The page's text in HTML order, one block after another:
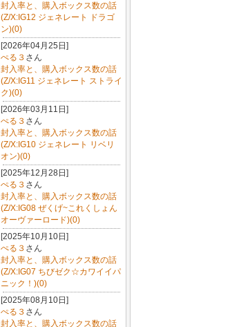
封入率と、購入ボックス数の話
(Z/X:IG12 ジェネレート ドラゴ
ン)(0)
[2026年04月25日]
ぺる３ さん
封入率と、購入ボックス数の話
(Z/X:IG11 ジェネレート ストライ
ク)(0)
[2026年03月11日]
ぺる３ さん
封入率と、購入ボックス数の話
(Z/X:IG10 ジェネレート リベリ
オン)(0)
[2025年12月28日]
ぺる３ さん
封入率と、購入ボックス数の話
(Z/X:IG08 ぜくげ~これくしょん
オーヴァーロード)(0)
[2025年10月10日]
ぺる３ さん
封入率と、購入ボックス数の話
(Z/X:IG07 ちびゼク☆カワイイパ
ニック！)(0)
[2025年08月10日]
ぺる３ さん
封入率と、購入ボックス数の話